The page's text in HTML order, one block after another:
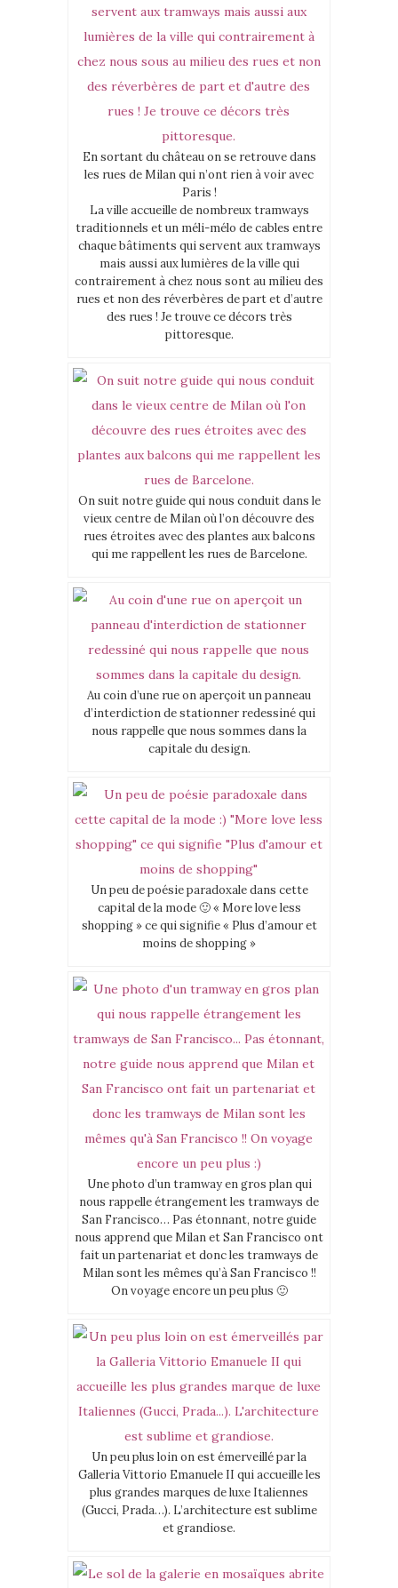
En sortant du château on se retrouve dans
les rues de Milan qui n’ont rien à voir avec
Paris !
La ville accueille de nombreux tramways
traditionnels et un méli-mélo de cables entre
chaque bâtiments qui servent aux tramways
mais aussi aux lumières de la ville qui
contrairement à chez nous sont au milieu des
rues et non des réverbères de part et d’autre
des rues ! Je trouve ce décors très
pittoresque.
On suit notre guide qui nous conduit dans le
vieux centre de Milan où l’on découvre des
rues étroites avec des plantes aux balcons
qui me rappellent les rues de Barcelone.
Au coin d’une rue on aperçoit un panneau
d’interdiction de stationner redessiné qui
nous rappelle que nous sommes dans la
capitale du design.
Un peu de poésie paradoxale dans cette
capital de la mode 🙂 « More love less
shopping » ce qui signifie « Plus d’amour et
moins de shopping »
Une photo d’un tramway en gros plan qui
nous rappelle étrangement les tramways de
San Francisco… Pas étonnant, notre guide
nous apprend que Milan et San Francisco ont
fait un partenariat et donc les tramways de
Milan sont les mêmes qu’à San Francisco !!
On voyage encore un peu plus 🙂
Un peu plus loin on est émerveillé par la
Galleria Vittorio Emanuele II qui accueille les
plus grandes marques de luxe Italiennes
(Gucci, Prada…). L’architecture est sublime
et grandiose.